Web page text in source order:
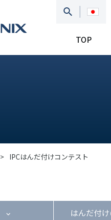
TOP
> IPCはんだ付けコンテスト
はんだ付